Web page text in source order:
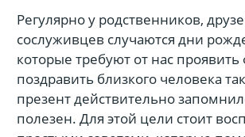
Регулярно у родственников,
сослуживцев случаются дни
которые требуют от нас
поздравить близкого человека
презент действительно
полезен. Для этой цели стоит